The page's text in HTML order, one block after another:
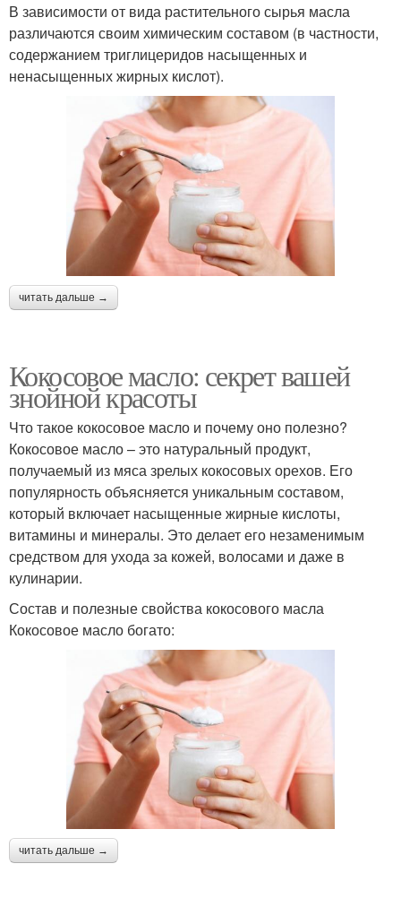
В зависимости от вида растительного сырья масла
различаются своим химическим составом (в частности,
содержанием триглицеридов насыщенных и
ненасыщенных жирных кислот).
читать дальше →
Кокосовое масло: секрет вашей
знойной красоты
Что такое кокосовое масло и почему оно полезно?
Кокосовое масло – это натуральный продукт,
получаемый из мяса зрелых кокосовых орехов. Его
популярность объясняется уникальным составом,
который включает насыщенные жирные кислоты,
витамины и минералы. Это делает его незаменимым
средством для ухода за кожей, волосами и даже в
кулинарии.
Состав и полезные свойства кокосового масла
Кокосовое масло богато:
читать дальше →